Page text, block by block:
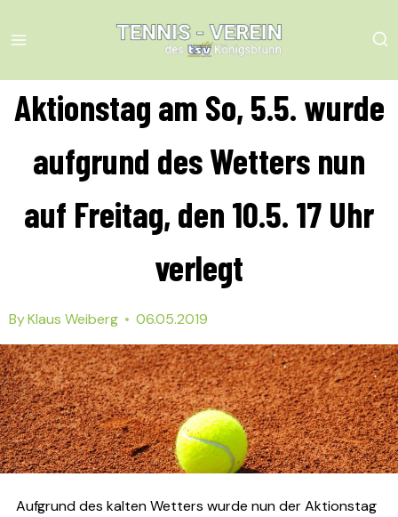
to
Aktionstag am So, 5.5. wurde
aufgrund des Wetters nun
auf Freitag, den 10.5. 17 Uhr
verlegt
ByKlaus Weiberg 06.05.2019
Aufgrund des kalten Wetters wurde nun der Aktionstag